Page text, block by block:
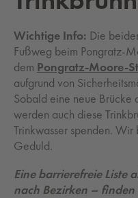
Wichtige Info: Die
Fußweg beim Pongratz-
dem Pongratz-Moore-
aufgrund von
Sobald eine neue
werden auch diese
Trinkwasser spenden. Wir
Geduld.
Eine barrierefreie Liste
nach Bezirken – finden